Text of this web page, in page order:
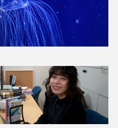
モクズガニ
メ モリアオガエル
ガイ ヤゴ
ヤマトシマドジョウ
メ ヤミヨキセワタ
ラゲ